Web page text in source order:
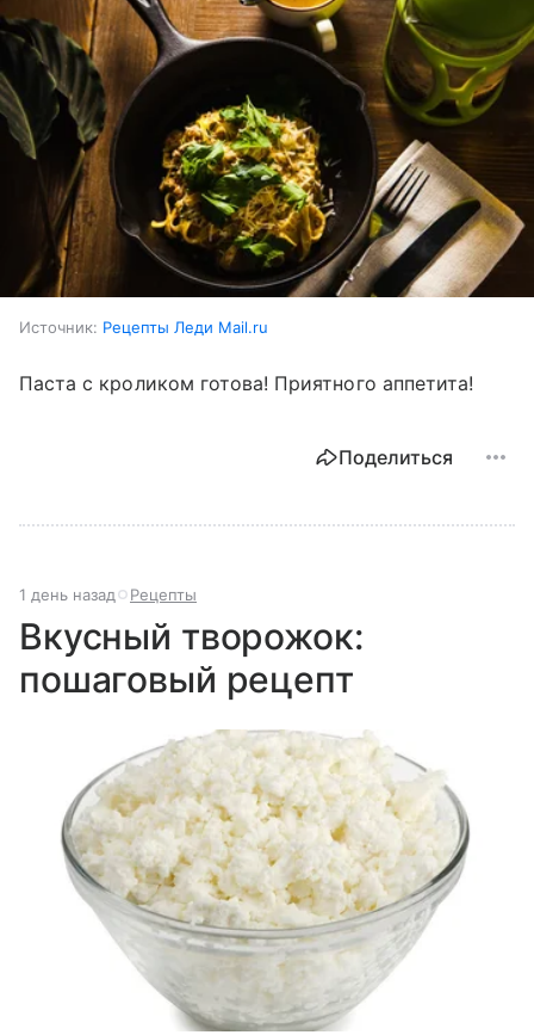
Источник: Рецепты Леди Mail.ru
Паста с кроликом готова! Приятного аппетита!
Поделиться
1 день назад Рецепты
Вкусный творожок:
пошаговый рецепт